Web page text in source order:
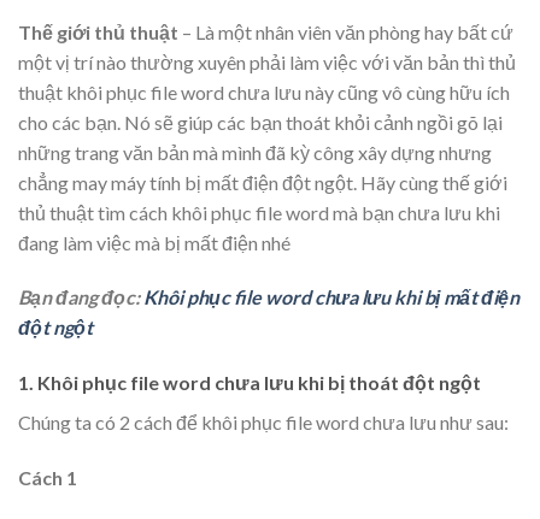
Thế giới thủ thuật – Là một nhân viên văn phòng hay bất cứ
một vị trí nào thường xuyên phải làm việc với văn bản thì thủ
thuật khôi phục file word chưa lưu này cũng vô cùng hữu ích
cho các bạn. Nó sẽ giúp các bạn thoát khỏi cảnh ngồi gõ lại
những trang văn bản mà mình đã kỳ công xây dựng nhưng
chẳng may máy tính bị mất điện đột ngột. Hãy cùng thế giới
thủ thuật tìm cách khôi phục file word mà bạn chưa lưu khi
đang làm việc mà bị mất điện nhé
Bạn đang đọc:Khôi phục file word chưa lưu khi bị mất điện
đột ngột
1. Khôi phục file word chưa lưu khi bị thoát đột ngột
Chúng ta có 2 cách để khôi phục file word chưa lưu như sau:
Cách 1